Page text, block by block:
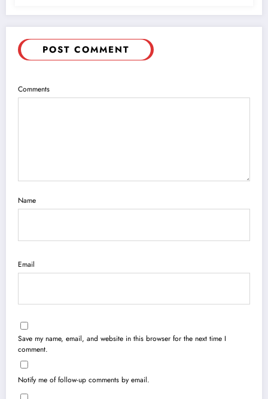
POST COMMENT
Comments
Name
Email
Save my name, email, and website in this browser for the next time I
comment.
Notify me of follow-up comments by email.